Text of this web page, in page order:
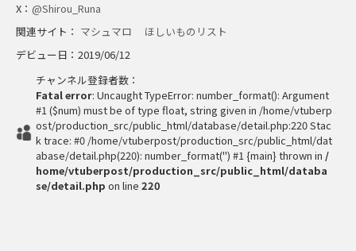
X： @Shirou_Runa
関連サイト： マシュマロ
ほしいものリスト
デビュー日：2019/06/12
チャンネル登録者数：
Fatal error: Uncaught TypeError: number_format(): Argument
#1 ($num) must be of type float, string given in /home/vtuberp
ost/production_src/public_html/database/detail.php:220 Stac
k trace: #0 /home/vtuberpost/production_src/public_html/dat
abase/detail.php(220): number_format('') #1 {main} thrown in /
home/vtuberpost/production_src/public_html/databa
se/detail.php on line 220